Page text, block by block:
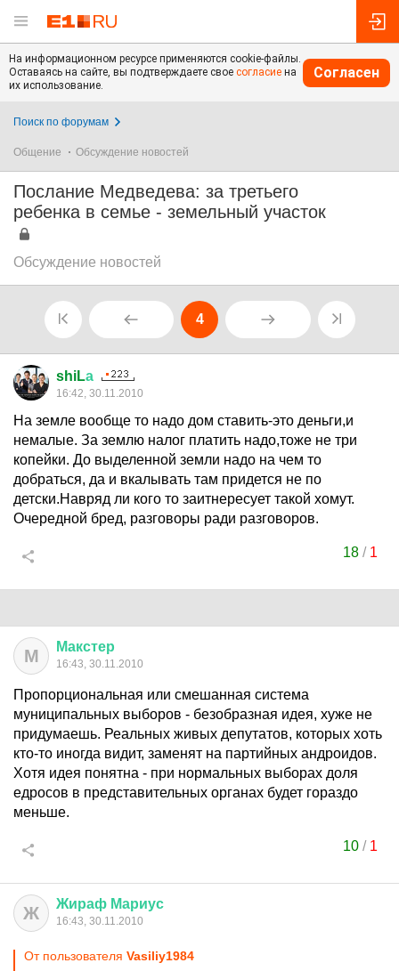
На информационном ресурсе применяются cookie-файлы.
Оставаясь на сайте, вы подтверждаете свое согласие на
их использование.
Согласен
Поиск по форумам
Общение Обсуждение новостей
Послание Медведева: за третьего
ребенка в семье - земельный участок
Обсуждение новостей
4
shiLа
16:42, 30.11.2010
На земле вообще то надо дом ставить-это деньги,и
немалые. За землю налог платить надо,тоже не три
копейки. До выделенной земли надо на чем то
добраться, да и вкалывать там придется не по
детски.Навряд ли кого то заитнересует такой хомут.
Очередной бред, разговоры ради разговоров.
18 / 1
М Макстер
16:43, 30.11.2010
Пропорциональная или смешанная система
муниципальных выборов - безобразная идея, хуже не
придумаешь. Реальных живых депутатов, которых хоть
кто-то иногда видит, заменят на партийных андроидов.
Хотя идея понятна - при нормальных выборах доля
едросов в представительных органах будет гораздо
меньше.
10 / 1
Ж Жираф Мариус
16:43, 30.11.2010
От пользователя Vasiliy1984